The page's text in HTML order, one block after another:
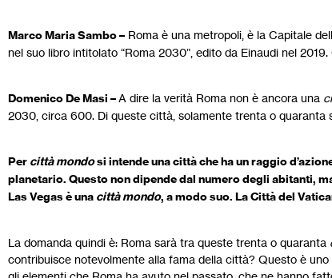
Marco Maria Sambo – Roma è una metropoli, è la Capitale
nel suo libro intitolato “Roma 2030”, edito da Einaudi nel
Domenico De Masi –A dire la verità Roma non è ancora una
2030, circa 600. Di queste città, solamente trenta o quaranta
Per città mondosi intende una città che ha un raggio
planetario. Questo non dipende dal numero degli abitanti,
Las Vegas è una città mondo, a modo suo. La Città del
La domanda quindi è: Roma sarà tra queste trenta o quaranta
contribuisce notevolmente alla fama della città? Questo è